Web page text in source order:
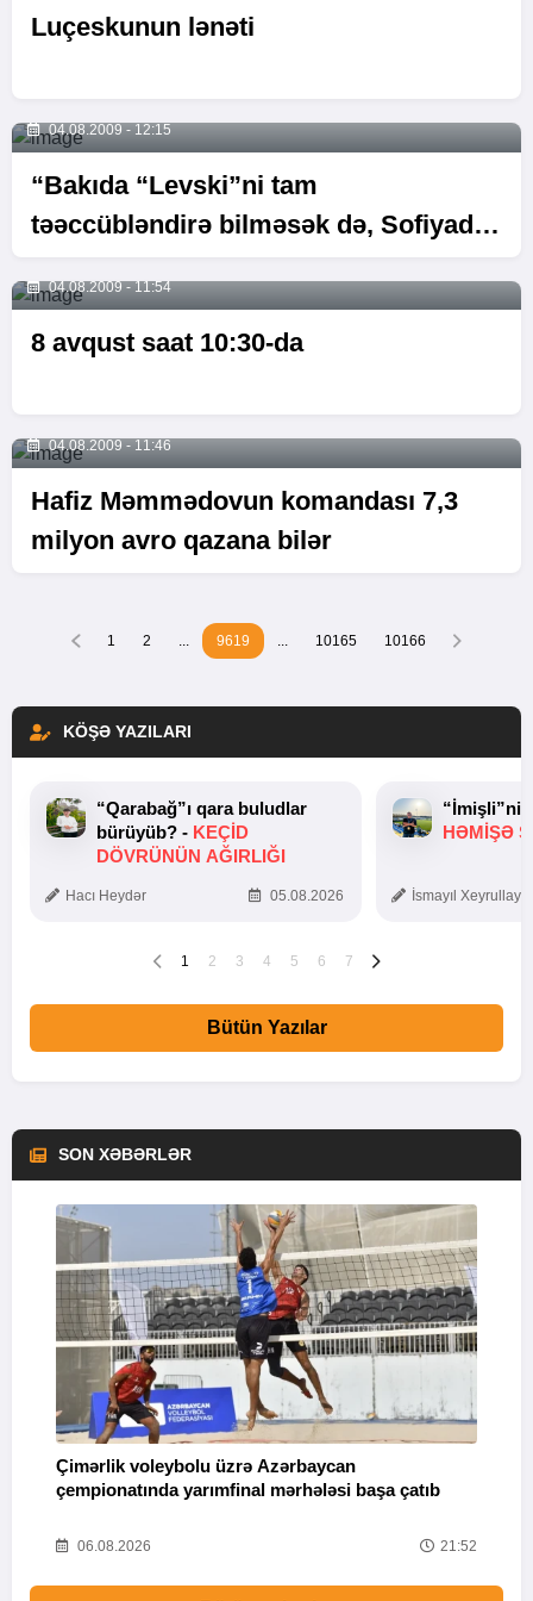
Luçeskunun lənəti
04.08.2009 - 12:15
“Bakıda “Levski”ni tam
təəccübləndirə bilməsək də, Sofiyada
04.08.2009 - 11:54
8 avqust saat 10:30-da
04.08.2009 - 11:46
Hafiz Məmmədovun komandası 7,3
milyon avro qazana bilər
1 2 ... 9619 ... 10165 10166
KÖŞƏ YAZILARI
“Qarabağ”ı qara buludlar
bürüyüb? - KEÇID
DÖVRÜNÜN AĞIRLIĞI
Hacı Heydər 05.08.2026
HƏMIŞƏ
İsmayıl
1 2 3 4 5 6 7
Bütün Yazılar
SON XƏBƏRLƏR
Çimərlik voleybolu üzrə Azərbaycan
çempionatında yarımfinal mərhələsi başa çatıb
06.08.2026 21:52